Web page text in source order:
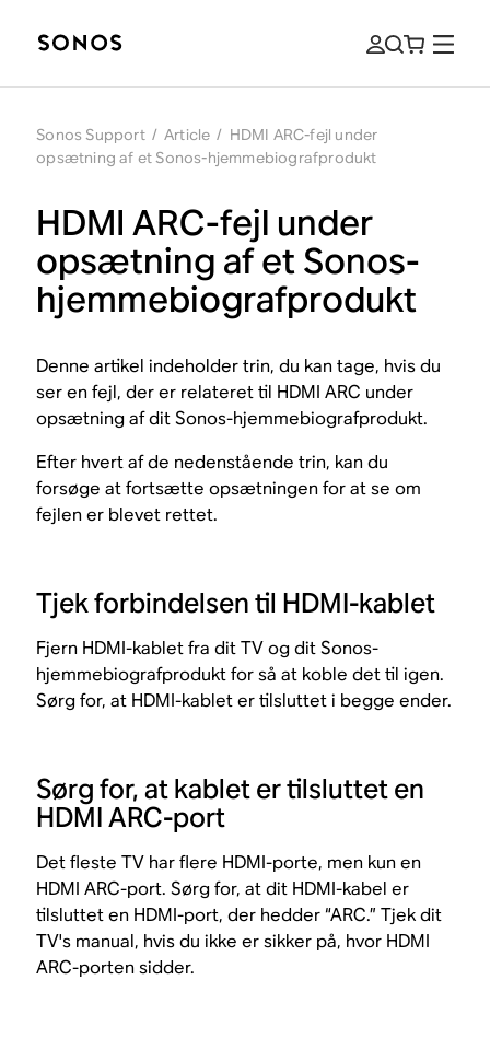
Sonos Support / Article / HDMI ARC-fejl under
opsætning af et Sonos-hjemmebiografprodukt
HDMI ARC-fejl under
opsætning af et Sonos-
hjemmebiografprodukt
Denne artikel indeholder trin, du kan tage, hvis du
ser en fejl, der er relateret til HDMI ARC under
opsætning af dit Sonos-hjemmebiografprodukt.
Efter hvert af de nedenstående trin, kan du
forsøge at fortsætte opsætningen for at se om
fejlen er blevet rettet.
Tjek forbindelsen til HDMI-kablet
Fjern HDMI-kablet fra dit TV og dit Sonos-
hjemmebiografprodukt for så at koble det til igen.
Sørg for, at HDMI-kablet er tilsluttet i begge ender.
Sørg for, at kablet er tilsluttet en
HDMI ARC-port
Det fleste TV har flere HDMI-porte, men kun en
HDMI ARC-port. Sørg for, at dit HDMI-kabel er
tilsluttet en HDMI-port, der hedder “ARC.” Tjek dit
TV's manual, hvis du ikke er sikker på, hvor HDMI
ARC-porten sidder.